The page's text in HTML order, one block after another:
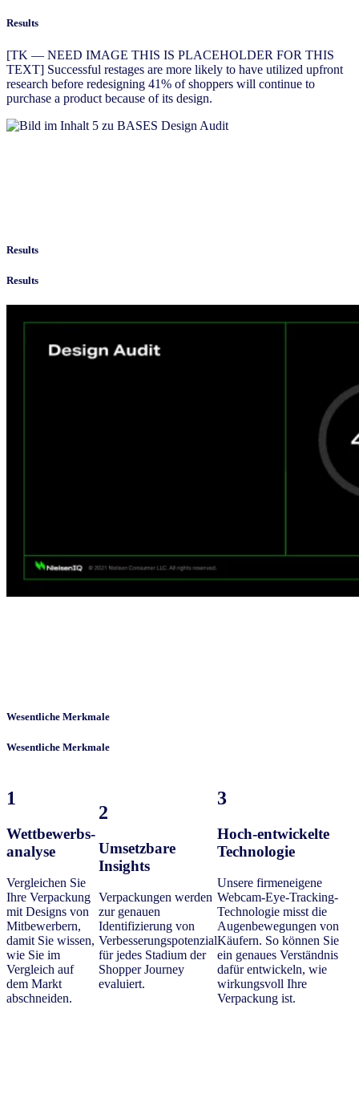
Results
[TK — NEED IMAGE THIS IS PLACEHOLDER FOR THIS
TEXT] Successful restages are more likely to have utilized upfront
research before redesigning 41% of shoppers will continue to
purchase a product because of its design.
Results
Results
Wesentliche Merkmale
Wesentliche Merkmale
1
Wettbewerbs-
analyse
Vergleichen Sie
Ihre Verpackung
mit Designs von
Mitbewerbern,
damit Sie wissen,
wie Sie im
Vergleich auf
dem Markt
abschneiden.
2
Umsetzbare
Insights
Verpackungen werden
zur genauen
Identifizierung von
Verbesserungspotenzial
für jedes Stadium der
Shopper Journey
evaluiert.
3
Hoch-entwickelte
Technologie
Unsere firmeneigene
Webcam-Eye-Tracking-
Technologie misst die
Augenbewegungen von
Käufern. So können Sie
ein genaues Verständnis
dafür entwickeln, wie
wirkungsvoll Ihre
Verpackung ist.